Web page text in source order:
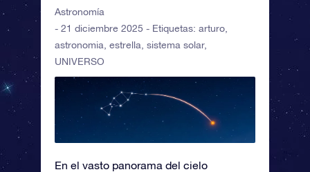
Astronomía
- 21 diciembre 2025 - Etiquetas: arturo
astronomia estrella sistema solar,
UNIVERSO
En el vasto panorama del cielo